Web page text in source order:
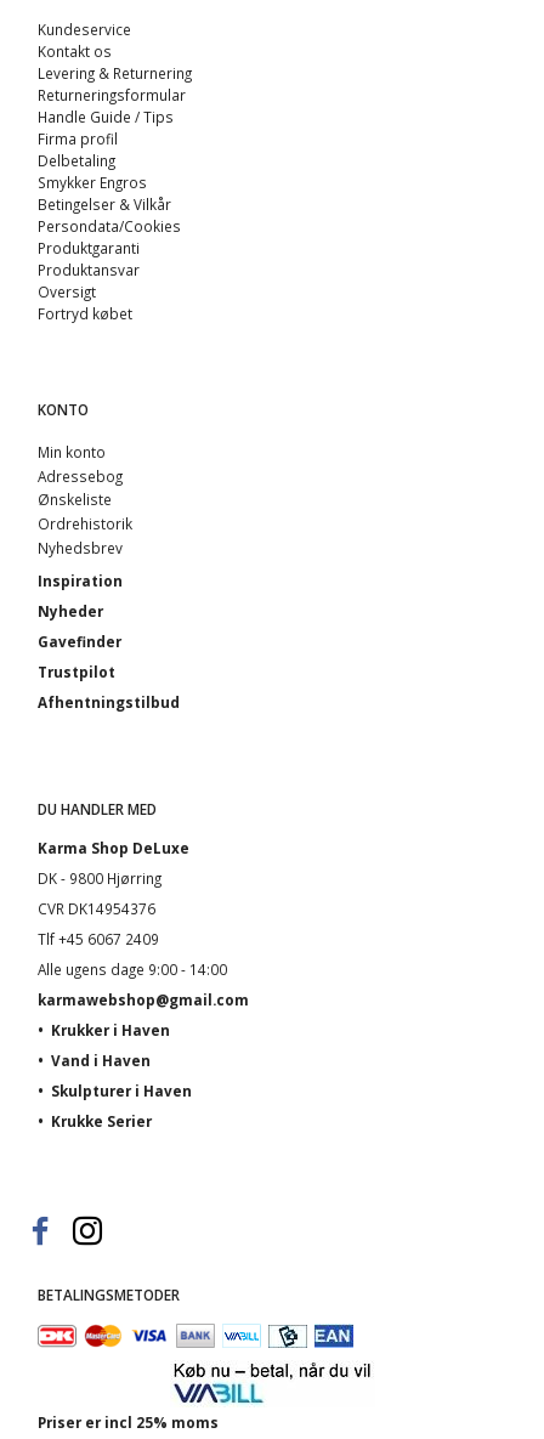
Kundeservice
Kontakt os
Levering & Returnering
Returneringsformular
Handle Guide / Tips
Firma profil
Delbetaling
Smykker Engros
Betingelser & Vilkår
Persondata/Cookies
Produktgaranti
Produktansvar
Oversigt
Fortryd købet
KONTO
Min konto
Adressebog
Ønskeliste
Ordrehistorik
Nyhedsbrev
Inspiration
Nyheder
Gavefinder
Trustpilot
Afhentningstilbud
DU HANDLER MED
Karma Shop DeLuxe
DK - 9800 Hjørring
CVR DK14954376
Tlf +45 6067 2409
Alle ugens dage 9:00 - 14:00
karmawebshop@gmail.com
• Krukker i Haven
• Vand i Haven
• Skulpturer i Haven
• Krukke Serier
BETALINGSMETODER
Priser er incl 25% moms